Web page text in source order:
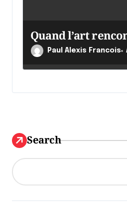
Quand l’art
Paul Alexis Francois
Search